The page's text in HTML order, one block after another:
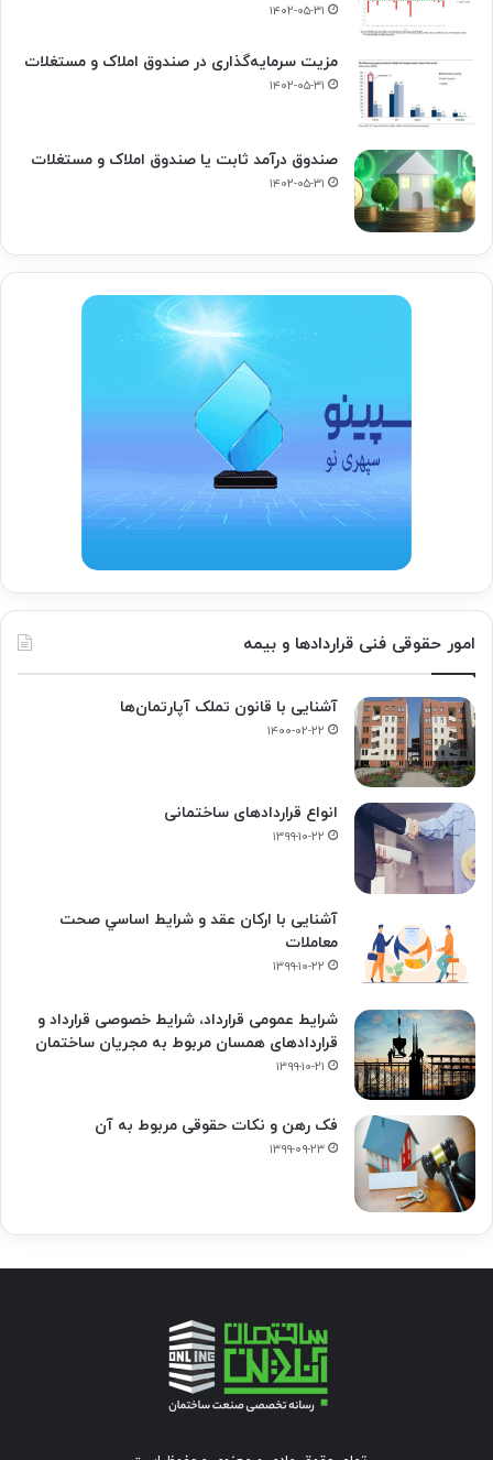
۱۴۰۲-۰۵-۳۱
مزیت سرمایه‌گذاری در صندوق املاک و مستغلات
۱۴۰۲-۰۵-۳۱
صندوق درآمد ثابت یا صندوق املاک و مستغلات
۱۴۰۲-۰۵-۳۱
امور حقوقی فنی قراردادها و بیمه
آشنایی با قانون تملک آپارتمان‌ها
۱۴۰۰-۰۲-۲۲
انواع قراردادهای ساختمانی
۱۳۹۹-۱۰-۲۲
آشنایی با ارکان عقد و شرايط اساسي صحت
معاملات
۱۳۹۹-۱۰-۲۲
شرایط عمومی قرارداد، شرایط خصوصی قرارداد و
قراردادهای همسان مربوط به مجریان ساختمان
۱۳۹۹-۱۰-۲۱
فک‌ رهن و نکات حقوقی مربوط به آن
۱۳۹۹-۰۹-۲۳